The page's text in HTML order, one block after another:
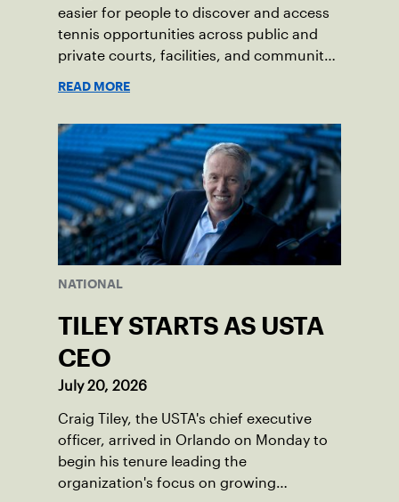
easier for people to discover and access
tennis opportunities across public and
private courts, facilities, and community
READ MORE
NATIONAL
TILEY STARTS AS USTA
CEO
July 20, 2026
Craig Tiley, the USTA's chief executive
officer, arrived in Orlando on Monday to
begin his tenure leading the
organization's focus on growing